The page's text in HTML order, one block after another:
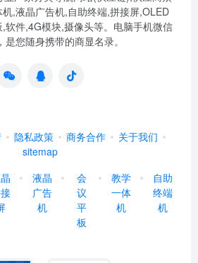
,液晶广告机,自助终端,拼接屏,OLED
软件,4G模块,摄像头等。电脑手机微信
是您随身携带的商显名录。
隐私政策 商务合作
关于我们
sitemap
液晶
广告
机
会
议
平
板
教学
一体
机
自助
终端
机